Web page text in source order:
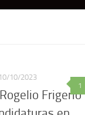
1
10/10/2023
Frigerio